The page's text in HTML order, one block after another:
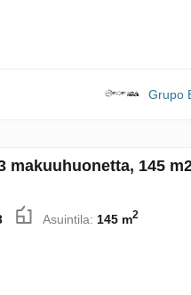
Grupo
makuuhuonetta, 145
Asuintila: 145 m2